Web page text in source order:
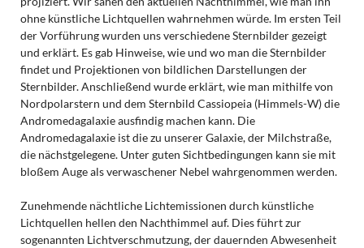
ohne künstliche Lichtquellen wahrnehmen würde. Im ersten Teil
der Vorführung wurden uns verschiedene Sternbilder gezeigt
und erklärt. Es gab Hinweise, wie und wo man die Sternbilder
findet und Projektionen von bildlichen Darstellungen der
Sternbilder. Anschließend wurde erklärt, wie man mithilfe von
Nordpolarstern und dem Sternbild Cassiopeia (Himmels-W) die
Andromedagalaxie ausfindig machen kann. Die
Andromedagalaxie ist die zu unserer Galaxie, der Milchstraße,
die nächstgelegene. Unter guten Sichtbedingungen kann sie mit
bloßem Auge als verwaschener Nebel wahrgenommen werden.
Zunehmende nächtliche Lichtemissionen durch künstliche
Lichtquellen hellen den Nachthimmel auf. Dies führt zur
sogenannten Lichtverschmutzung, der dauernden Abwesenheit